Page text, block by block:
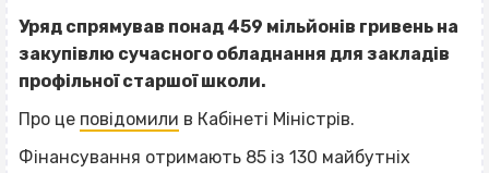
Уряд спрямував понад 459 мільйонів гривень на
закупівлю сучасного обладнання для закладів
профільної старшої школи.
Про це повідомили в Кабінеті Міністрів.
Фінансування отримають 85 із 130 майбутніх